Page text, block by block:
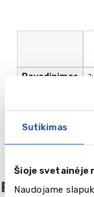
Sutikimas
Šioje svetainėje
Naudojame
Pavadinimas
Kaina , GBP
Pasitikimo/